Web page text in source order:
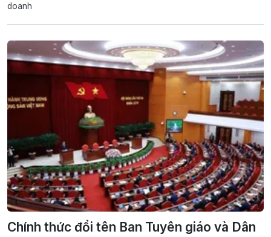
doanh
Chính thức đổi tên Ban Tuyên giáo và Dân